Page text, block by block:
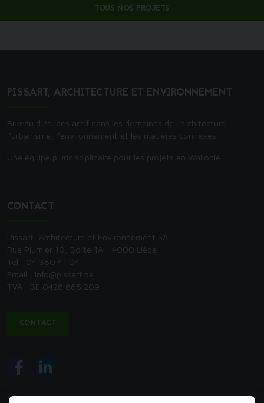
TOUS NOS PROJETS
PISSART, ARCHITECTURE ET ENVIRONNEMENT
Bureau d’études actif dans les domaines de l’architecture,
l’urbanisme, l’environnement et les matières connexes.
Une équipe pluridisciplinaire pour les projets en Wallonie.
CONTACT
Pissart, Architecture et Environnement SA
Rue Plumier 10, Boîte 1A - 4000 Liège
Tél : 04 380 41 04
Email : info@pissart.be
TVA : BE 0428 865 209
CONTACT